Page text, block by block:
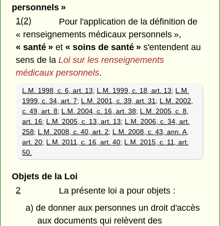
personnels »
1(2)
Pour l'application de la définition de
« renseignements médicaux personnels »,
« santé » et« soins de santé » s'entendent au
sens de laLoi sur les renseignements
médicaux personnels.
L.M. 1998, c. 6, art. 13; L.M. 1999, c. 18, art. 13; L.M.
1999, c. 34, art. 7; L.M. 2001, c. 39, art. 31 ; L.M. 2002,
c. 49, art. 8; L.M. 2004, c. 16, art. 38; L.M. 2005, c. 8,
art. 16; L.M. 2005, c. 13, art. 13; L.M. 2006, c. 34, art.
258; L.M. 2008, c. 40, art. 2; L.M. 2008, c. 43, ann. A,
art. 20; L.M. 2011, c. 16, art. 40; L.M. 2015, c. 11, art.
50.
Objets de la Loi
2
La présente loi a pour objets :
a) de donner aux personnes un droit d'accès
aux documents qui relèvent des